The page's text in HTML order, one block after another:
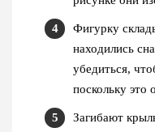
Фигурку
находились
убедиться,
поскольку это
Загибают